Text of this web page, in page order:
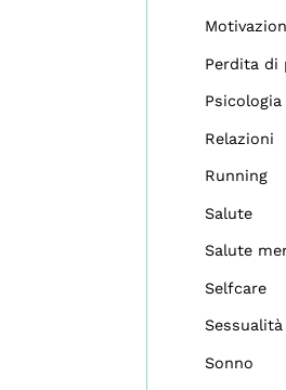
Perdita di
Psicologia
Relazioni
Running
Salute
Salute
Selfcare
Sessualità
Sonno